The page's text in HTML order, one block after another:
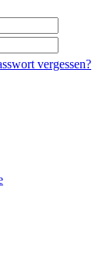
vergessen?